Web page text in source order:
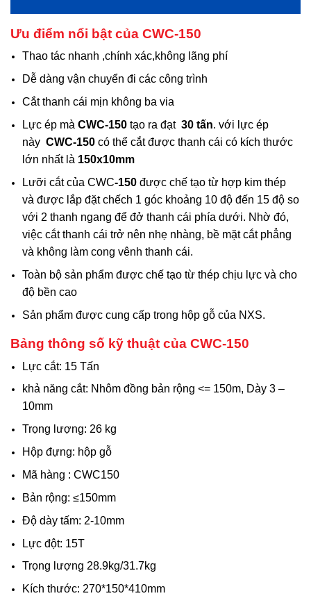
Ưu điểm nổi bật của CWC-150
Thao tác nhanh ,chính xác,không lãng phí
Dễ dàng vận chuyển đi các công trình
Cắt thanh cái mịn không ba via
Lực ép màCWC-150 tạo ra đạt30 tấn. với lực ép
nàyCWC-150 có thể cắt được thanh cái có kích thước
lớn nhất là 150x10mm
Lưỡi cắt của CWC-150 được chế tạo từ hợp kim thép
và được lắp đặt chếch 1 góc khoảng 10 độ đến 15 độ so
với 2 thanh ngang để đở thanh cái phía dưới. Nhờ đó,
việc cắt thanh cái trở nên nhẹ nhàng, bề mặt cắt phẳng
và không làm cong vênh thanh cái.
Toàn bộ sản phẩm được chế tạo từ thép chịu lực và cho
độ bền cao
Sản phẩm được cung cấp trong hộp gỗ của NXS.
Bảng thông số kỹ thuật của CWC-150
Lực cắt: 15 Tấn
khả năng cắt: Nhôm đồng bản rộng <= 150m, Dày 3 –
10mm
Trọng lượng: 26 kg
Hộp đựng: hộp gỗ
Mã hàng : CWC150
Bản rộng: ≤150mm
Độ dày tấm: 2-10mm
Lực đột: 15T
Trọng lượng 28.9kg/31.7kg
Kích thước: 270*150*410mm